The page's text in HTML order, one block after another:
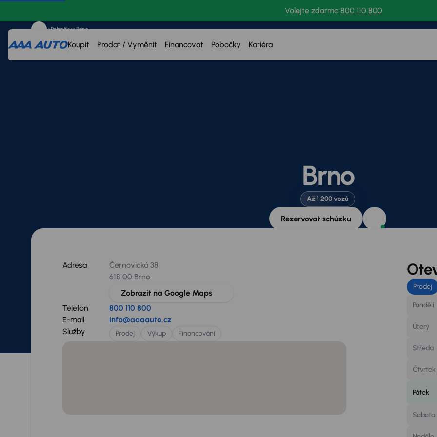
Volejte zdarma 800 110 800
Koupit Prodat / Vyměnit Financovat Pobočky Kariéra
Pobočky Brno
Brno
Až 1 200 vozů
Rezervovat schůzku
Adresa
Černovická 38,
618 00 Brno
Zobrazit na Google Maps
Telefon
800 110 800
E-mail
info@aaaauto.cz
Služby
Prodej Výkup Financování
Prodej
Pondělí
Úterý
Středa
Čtvrtek
Pátek
Sobota